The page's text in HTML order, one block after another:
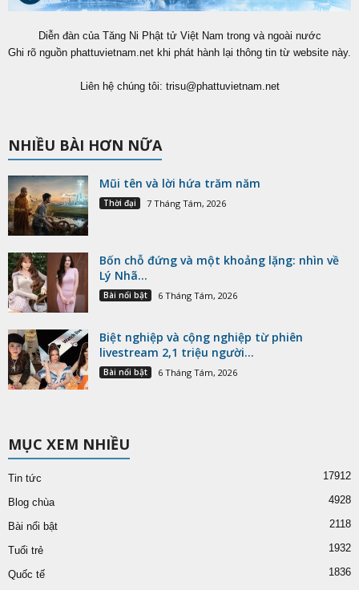
Diễn đàn của Tăng Ni Phật tử Việt Nam trong và ngoài nước
Ghi rõ nguồn phattuvietnam.net khi phát hành lại thông tin từ website này.
Liên hệ chúng tôi: trisu@phattuvietnam.net
NHIỀU BÀI HƠN NỮA
Mũi tên và lời hứa trăm năm
Thời đại 7 Tháng Tám, 2026
Bốn chỗ đứng và một khoảng lặng: nhìn về
Lý Nhã...
Bài nổi bật 6 Tháng Tám, 2026
Biệt nghiệp và cộng nghiệp từ phiên
livestream 2,1 triệu người...
Bài nổi bật 6 Tháng Tám, 2026
MỤC XEM NHIỀU
Tin tức 17912
Blog chùa 4928
Bài nổi bật 2118
Tuổi trẻ 1932
Quốc tế
1836